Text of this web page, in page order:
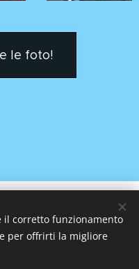
le foto!
- P.zza Bruno
VECCHIO (PD)
il corretto funzionamento
per offrirti la migliore